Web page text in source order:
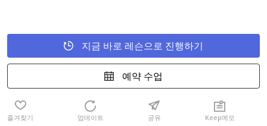
지금 바로 레슨으로 진행하기
예약 수업
즐겨찾기 업데이트 공유 Keep메모